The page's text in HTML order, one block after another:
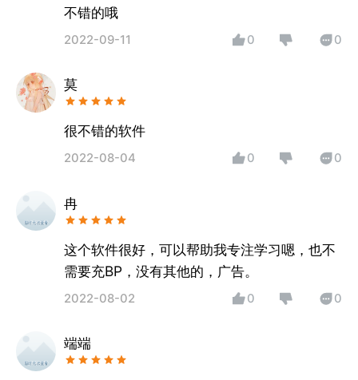
不错的哦
2022-09-11 0 0
莫
很不错的软件
2022-08-04 0 0
冉
这个软件很好，可以帮助我专注学习嗯，也不
需要充BP，没有其他的，广告。
2022-08-02 0 0
端端